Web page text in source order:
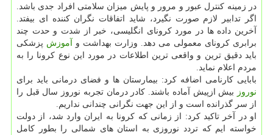
در زمینه کنترل عبور و مرور و پایش میزان سلامتی افراد جدی باشد.
اگر تدابیر لازم صورت نگیرد، شاید اتفاقات نگران کننده ای بیفتد.
آخرین داده ها در مورد کرونای انگلیسی، خبر از شدت و حدت چند
برابری کرونای معمولی می دهد. وزارت بهداشت و آموزش پزشکی
باید دقیق ترین و واقعی ترین اطلاعات در مورد این نوع کرونا را به
مردم اعلام نماید.
بابایی کارنامی اضافه کرد: بیمارستان ها و فضای درمانی باید برای
نوروز
بیش ازپیش آماده باشند. کادر درمان تجربه نوروز سال قبل را
از سر گذرانده است و از این جهت نگرانی چندانی نداریم.
او در آخر تاکید کرد: از زمانی که کرونا به ایران وارد شد، از دولت
خواسته ایم که تردد نوروزی به استان های شمالی را بطور کامل